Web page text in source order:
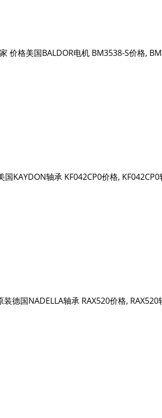
格美国BALDOR电机 BM3538-S价格,
KAYDON轴承 KF042CP0价格,
德国NADELLA轴承 RAX520价格,